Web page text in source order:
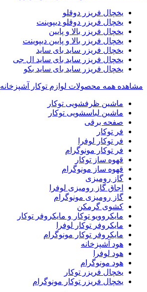
یخچال فریزر دوقلو
یخچال فریزر دوقلو دیپوینت
یخچال فریزر بالا و پایین
یخچال فریزر بالا و پایین دیپوینت
یخچال فریزر ساید بای ساید
یخچال فریزر ساید بای ساید ال جی
یخچال فریزر ساید بای ساید بکو
مشاهده همه محصولات لوازم توکار آشپزخانه
ماشین ظرفشویی توکار
ماشین لباسشویی توکار
صفحه برقی
فر توکار
فر توکار لوفرا
فر توکار مونوگرام
قهوه ساز توکار
قهوه ساز مونوگرام
گاز رومیزی
اجاق گاز رومیزی لوفرا
گاز رومیزی مونوگرام
کشوی گرمکن
مایکروویو توکار و مایکروفر توکار
مایکروفر توکار لوفرا
مایکروفر توکار مونوگرام
هود آشپزخانه
هود لوفرا
هود مونوگرام
یخچال فریزر توکار
یخچال فریزر توکار مونوگرام